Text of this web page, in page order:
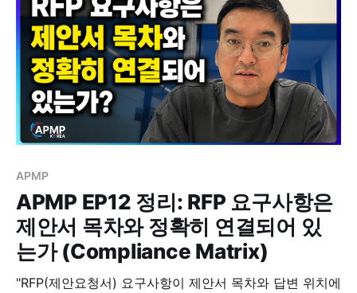
APMP
APMP EP12 정리: RFP 요구사항은
제안서 목차와 정확히 연결되어 있
는가 (Compliance Matrix)
"RFP(제안요청서) 요구사항이 제안서 목차와 답변 위치에